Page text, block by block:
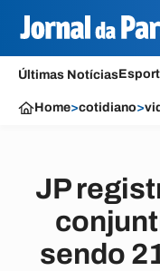
Últimas Notícias
Home>cotidiano>
JP
sendo